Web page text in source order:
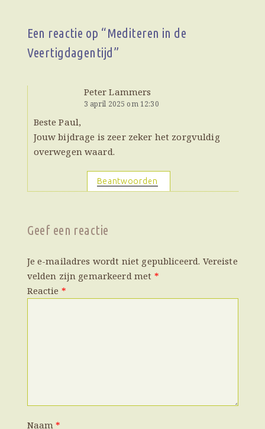
Een reactie op “Mediteren in de
Veertigdagentijd”
Peter Lammers
3 april 2025 om 12:30
Beste Paul,
Jouw bijdrage is zeer zeker het zorgvuldig
overwegen waard.
Beantwoorden
Geef een reactie
Je e-mailadres wordt niet gepubliceerd. Vereiste
velden zijn gemarkeerd met *
Reactie *
Naam*